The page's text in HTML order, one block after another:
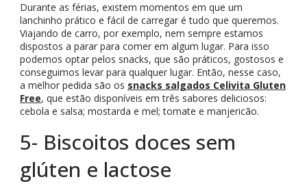
Durante as férias, existem momentos em que um
lanchinho prático e fácil de carregar é tudo que queremos.
Viajando de carro, por exemplo, nem sempre estamos
dispostos a parar para comer em algum lugar. Para isso
podemos optar pelos snacks, que são práticos, gostosos e
conseguimos levar para qualquer lugar. Então, nesse caso,
a melhor pedida são os snacks salgados Celivita Gluten
Free, que estão disponíveis em três sabores deliciosos:
cebola e salsa; mostarda e mel; tomate e manjericão.
5- Biscoitos doces sem
glúten e lactose